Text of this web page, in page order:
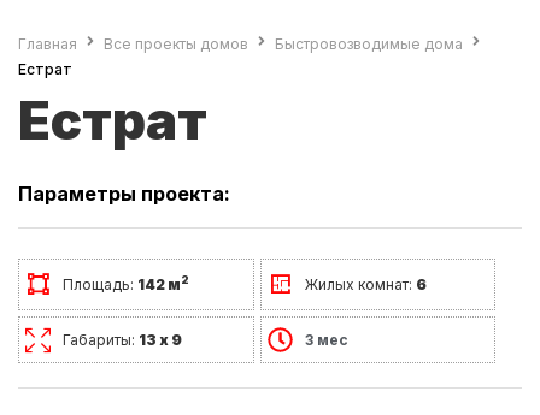
Главная Все проекты домов
Быстровозводимые дома
Естрат
Естрат
Параметры проекта:
Площадь: 142 м2 Жилых комнат: 6
Габариты: 13 х 9 3 мес